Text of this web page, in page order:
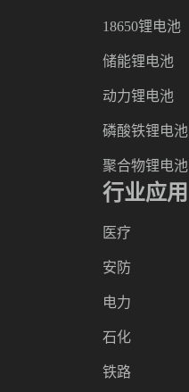
18650锂电池
储能锂电池
动力锂电池
磷酸铁锂电池
聚合物锂电池
行业应用
医疗
安防
电力
石化
铁路